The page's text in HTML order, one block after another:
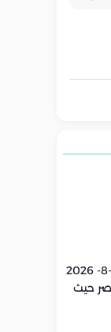
أسعار الذهب اليوم | الخميس 6-8- 2026
حيث